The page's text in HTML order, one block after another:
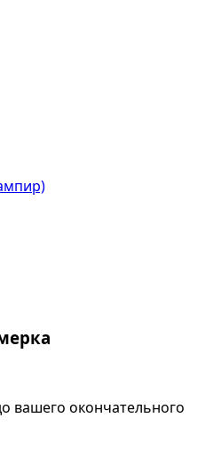
вашего окончательного